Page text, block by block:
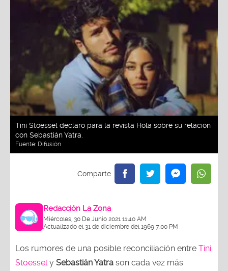
Tini Stoessel declaró para la revista Hola sobre su relación
con Sebastián Yatra.
Fuente: Difusión
Redacción La Zona
Miércoles, 30 De Junio 2021 11:40 AM
Actualizado el 31 de diciembre del 1969 7:00 PM
Los rumores de una posible reconciliación entre Tini
Stoessel y Sebastián Yatra son cada vez más